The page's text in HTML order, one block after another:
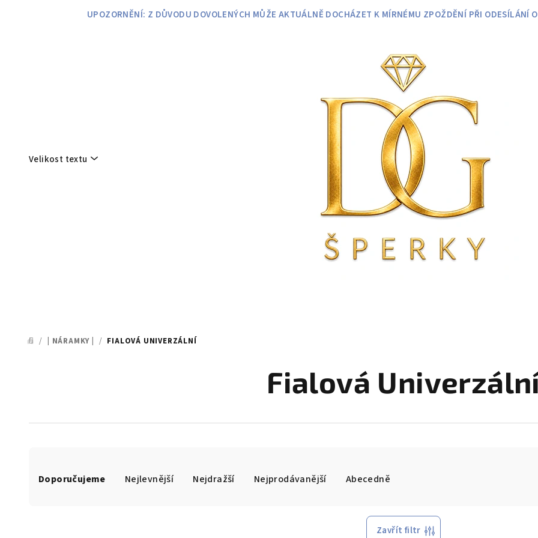
UPOZORNĚNÍ: Z DŮVODU DOVOLENÝCH MŮŽE AKTUÁLNĚ DOCHÁZET K MÍRNÉMU ZPOŽDĚNÍ PŘI ODESÍLÁNÍ
Velikost textu
DOMŮ
/ | NÁRAMKY | / FIALOVÁ UNIVERZÁLNÍ
Fialová
aDoporučujeme Nejlevnější Nejdražší Nejprodávanější Abecedně
Zavřít filtr